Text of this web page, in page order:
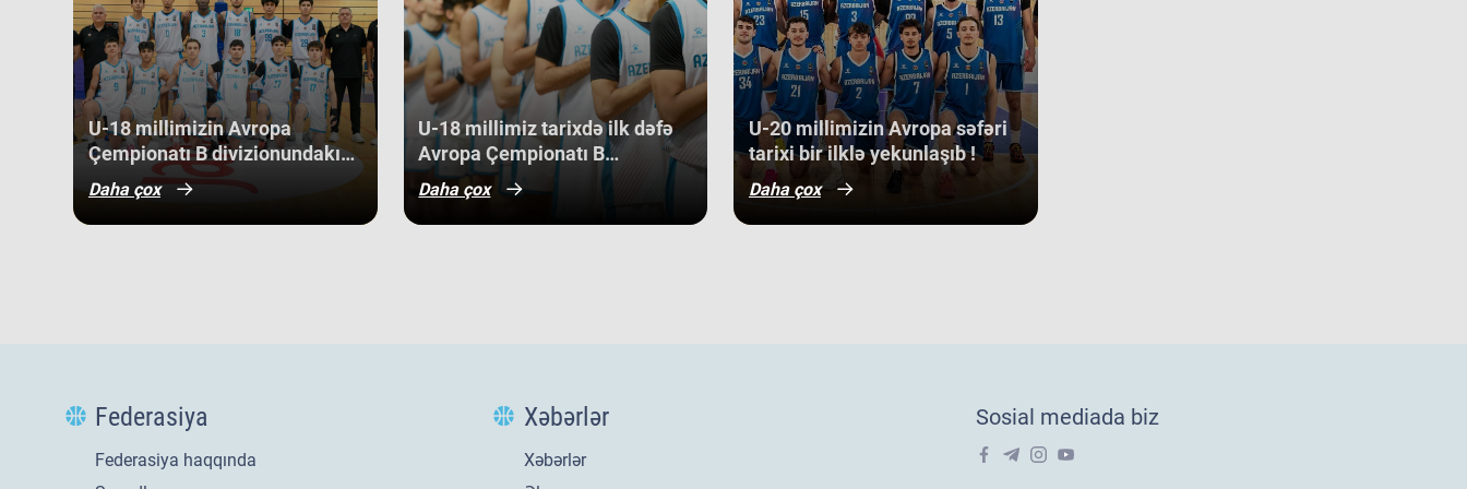
Kosovo kimi komandaları üstəliyə bilib. ​Belə bir gərgin rəqabət mühitində qazanılan 11-ci yer
gənc basketbolçularımız üçün həm böyük beynəlxalq təcrübə, həm də gələcək turnirlərdə daha
böyük uğurlar qazanmaq üçün möhkəm bir bünövrə deməkdir.
ən güclü rəqibimiz olan İsveç millisi çempionatın bürünc
medallarına sahib çıxıb. Digər rəqibimiz İrlandiya komandası pley-
off mərhələsini uğurla keçərək yarışın 5-cisi olub. Şimali
Makedoniya yığması isə ilk onluqda qərarlaşaraq çempionatı 9-
cu sırada bitirib. Millimiz çempionat boyu göstərdiyi əzmkar oyun
sayəsində ümumi sıralamada düz 10 ölkəni geridə qoymağı
bacarıb. Basketbolçularımız turnir cədvəlində Niderland, İsveçrə,
Albaniya və Kosovo kimi komandaları üstəliyə bilib. ​Belə bir
U-18 millimizin Avropa
Çempionatı B divizionundakı
oyunları yekunlaşıb.
Daha çox
U-18 millimiz tarixdə ilk dəfə
Avropa Çempionatı B
divizionunun qrup mərhələsində
qələbə qazanıb.
Daha çox
​U-20 millimizin Avropa səfəri
tarixi bir ilklə yekunlaşıb !
Daha çox
sonuncu oyununu keçirib. Millimiz 15-16-cı yerlər uğrunda
görüşdə İslandiya seçməsinə 73:91 hesabı ilə məğlub olub və
Daha çox
Federasiya
Federasiya haqqında
Xəbərlər
Xəbərlər
Sosial mediada biz